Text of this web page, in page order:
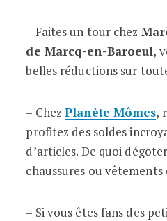
– Faites un tour chez
de Marcq-en-Baroeul,
belles réductions sur
– ChezPlanète Mômes,
profitez des soldes
d’articles. De quoi
chaussures ou vêtements
– Si vous êtes fans des